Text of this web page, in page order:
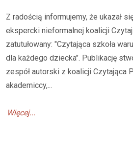
Z radością informujemy, że ukazał
ekspercki nieformalnej koalicji
zatutułowany: "Czytająca szkoła
dla każdego dziecka". Publikację
zespół autorski z koalicji Czytająca
akademiccy,...
Więcej...